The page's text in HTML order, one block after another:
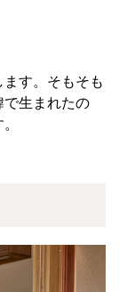
す。そもそも
で生まれたの